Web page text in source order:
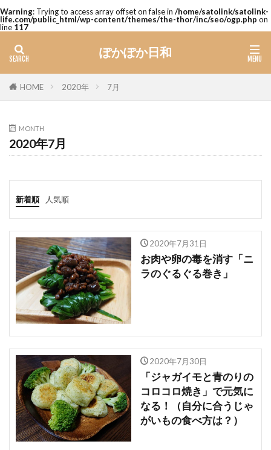
Warning: Trying to access array offset on false in /home/satolink/satolink-
life.com/public_html/wp-content/themes/the-thor/inc/seo/ogp.php on
line 117
ぽかぽか日和
HOME 2020年 7月
MONTH
2020年7月
新着順 人気順
2020年7月31日
お肉や卵の毒を消す「ニ
ラのぐるぐる巻き」
2020年7月30日
「ジャガイモと青のりの
コロコロ焼き」で元気に
なる！（自分に合うじゃ
がいもの食べ方は？）